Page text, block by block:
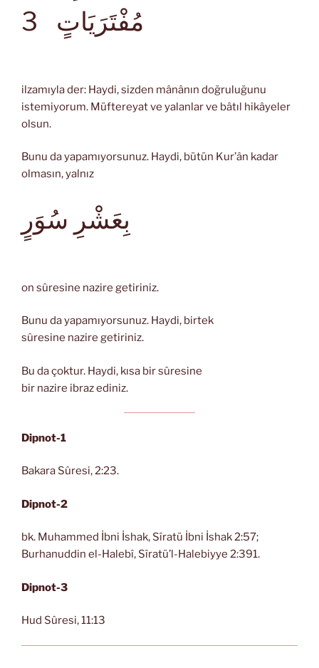
مُفْتَرَيَاتٍ
ilzamıyla der: Haydi, sizden mânânın doğruluğunu
istemiyorum. Müftereyat ve yalanlar ve bâtıl hikâyeler
olsun.
Bunu da yapamıyorsunuz. Haydi, bütün Kur’ân kadar
olmasın, yalnız
on sûresine nazire getiriniz.
Bunu da yapamıyorsunuz. Haydi, birtek
sûresine nazire getiriniz.
Bu da çoktur. Haydi, kısa bir sûresine
bir nazire ibraz ediniz.
Dipnot-1
Bakara Sûresi, 2:23.
Dipnot-2
bk. Muhammed İbni İshak, Sîratü İbni İshak 2:57;
Burhanuddin el-Halebî, Sîratü’l-Halebiyye 2:391.
Dipnot-3
Hud Sûresi, 11:13